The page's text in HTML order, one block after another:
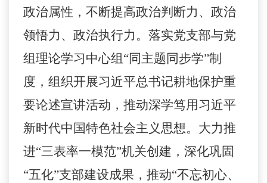
政治属性，不断提高政治判断力、政治
领悟力、政治执行力。落实党支部与党
组理论学习中心组“同主题同步学”制
度，组织开展习近平总书记耕地保护重
要论述宣讲活动，推动深学笃用习近平
新时代中国特色社会主义思想。大力推
进“三表率一模范”机关创建，深化巩固
“五化”支部建设成果，推动“不忘初心、